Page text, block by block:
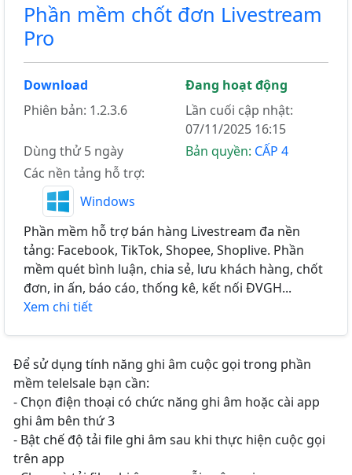
Phần mềm chốt đơn Livestream
Pro
Download
Đang hoạt động
Phiên bản: 1.2.3.6
Lần cuối cập nhật:
07/11/2025 16:15
Dùng thử 5 ngày
Bản quyền: CẤP 4
Các nền tảng hỗ trợ:
Windows
Phần mềm hỗ trợ bán hàng Livestream đa nền
tảng: Facebook, TikTok, Shopee, Shoplive. Phần
mềm quét bình luận, chia sẻ, lưu khách hàng, chốt
đơn, in ấn, báo cáo, thống kê, kết nối ĐVGH...
Xem chi tiết
Để sử dụng tính năng ghi âm cuộc gọi trong phần
mềm telelsale bạn cần:
- Chọn điện thoại có chức năng ghi âm hoặc cài app
ghi âm bên thứ 3
- Bật chế độ tải file ghi âm sau khi thực hiện cuộc gọi
trên app